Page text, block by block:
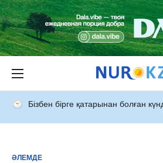
Бізбен бірге қатарынан болған
ӘЛЕМДЕ